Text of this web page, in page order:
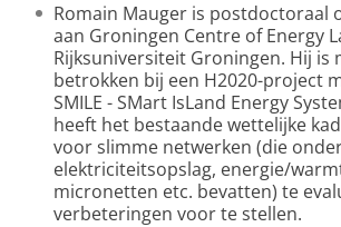
Romain Mauger is postdoctoraal
aan Groningen Centre of Energy
Rijksuniversiteit Groningen. Hij is
betrokken bij een H2020-project
SMILE - SMart IsLand Energy
heeft het bestaande wettelijke
voor slimme netwerken (die
elektriciteitsopslag, energie/
micronetten etc. bevatten) te
verbeteringen voor te stellen.